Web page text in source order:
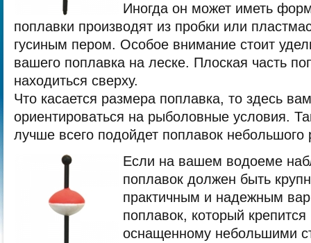
Иногда он может иметь
поплавки производят из пробки или
гусиным пером. Особое внимание стоит
вашего поплавка на леске. Плоская часть
находиться сверху.
Что касается размера поплавка, то здесь
ориентироваться на рыболовные условия.
лучше всего подойдет поплавок небольшого
Если на вашем водоеме
поплавок должен быть
практичным и надежным
поплавок, который
оснащенному небольшими